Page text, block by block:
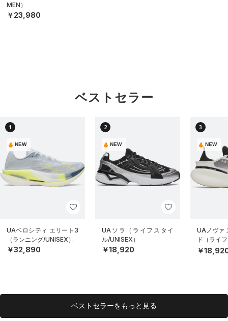
MEN）
￥23,980
ベストセラー
1
NEW
UAベロシティ エリート3
（ランニング/UNISEX）
￥32,890
2
NEW
UAソラ（ライフスタイ
ル/UNISEX）
￥18,920
3
NEW
UAノヴァ
ド（ライ
EX）
￥
ベストセラーをもっと見る